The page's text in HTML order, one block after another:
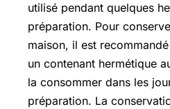
utilisé pendant quelques
préparation. Pour
maison, il est
un contenant hermétique
la consommer dans les
préparation. La